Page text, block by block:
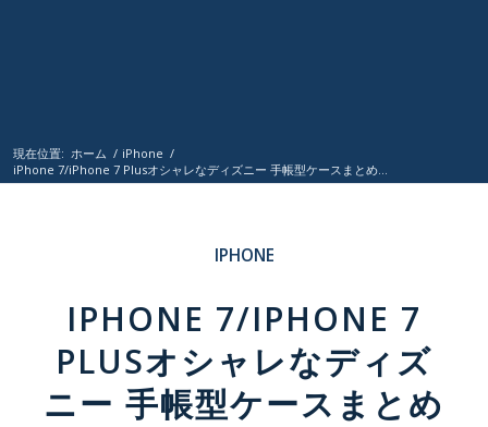
現在位置: ホーム / iPhone /
iPhone 7/iPhone 7 Plusオシャレなディズニー 手帳型ケースまとめ...
IPHONE
IPHONE 7/IPHONE 7
PLUSオシャレなディズ
ニー 手帳型ケースまとめ